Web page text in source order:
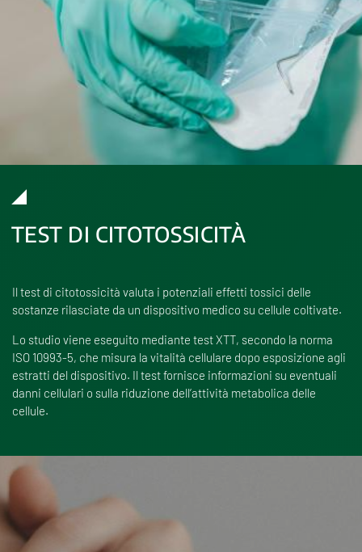
TEST DI CITOTOSSICITÀ
Il test di citotossicità valuta i potenziali effetti tossici delle
sostanze rilasciate da un dispositivo medico su cellule coltivate.
Lo studio viene eseguito mediante test XTT, secondo la norma
ISO 10993-5, che misura la vitalità cellulare dopo esposizione agli
estratti del dispositivo. Il test fornisce informazioni su eventuali
danni cellulari o sulla riduzione dell’attività metabolica delle
cellule.